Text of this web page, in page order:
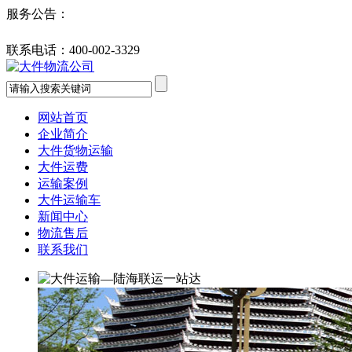
服务公告：
联系电话： 400-002-3329
网站首页
企业简介
大件货物运输
大件运费
运输案例
大件运输车
新闻中心
物流售后
联系我们